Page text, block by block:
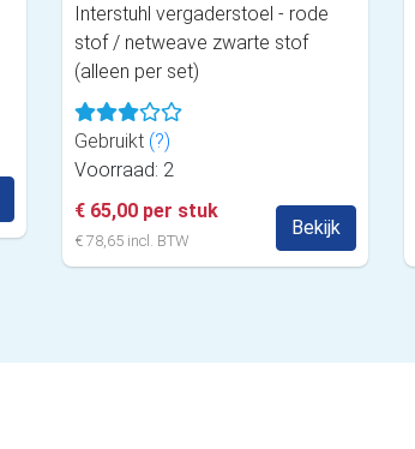
Interstuhl vergaderstoel - rode
stof / netweave zwarte stof
(alleen per set)
Gebruikt (?)
Voorraad: 2
€ 65,00 per stuk
€ 78,65 incl. BTW
Bekijk